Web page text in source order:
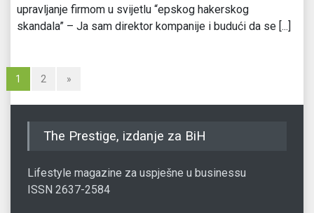
upravljanje firmom u svijetlu “epskog hakerskog
skandala” – Ja sam direktor kompanije i budući da se [...]
1 2 »
The Prestige, izdanje za BiH
Lifestyle magazine za uspješne u businessu
ISSN 2637-2584